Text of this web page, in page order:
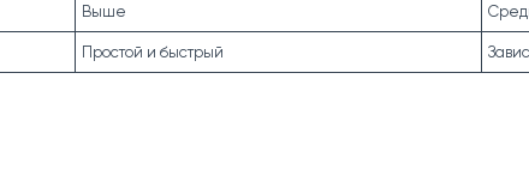
Выше
Простой и быстрый